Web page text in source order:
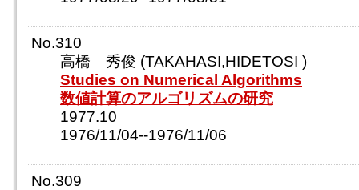
No.310
高橋 秀俊 (TAKAHASI,HIDETOSI )
Studies on Numerical Algorithms
数値計算のアルゴリズムの研究
1977.10
1976/11/04--1976/11/06
No.309